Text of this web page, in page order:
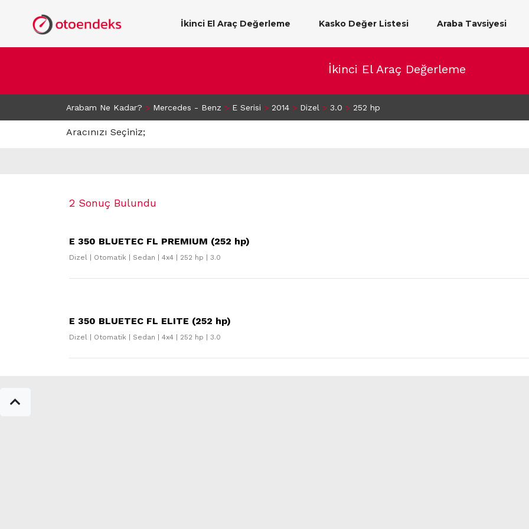
İkinci El Araç Değerleme Kasko Değer Listesi Araba Tavsiyesi
İkinci El Araç Değerleme
Arabam Ne Kadar? > Mercedes - Benz > E Serisi > 2014 > Dizel > 3.0 > 252 hp
Aracınızı Seçiniz;
2 Sonuç Bulundu
E 350 BLUETEC FL PREMIUM (252 hp)
Dizel | Otomatik | Sedan | 4x4 | 252 hp | 3.0
E 350 BLUETEC FL ELITE (252 hp)
Dizel | Otomatik | Sedan | 4x4 | 252 hp | 3.0